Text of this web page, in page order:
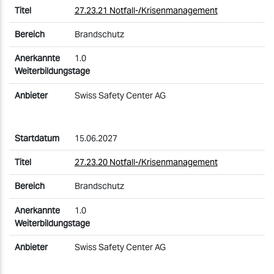
27.23.21 Notfall-/Krisenmanagement
Brandschutz
1.0
Swiss Safety Center AG
15.06.2027
27.23.20 Notfall-/Krisenmanagement
Brandschutz
1.0
Swiss Safety Center AG